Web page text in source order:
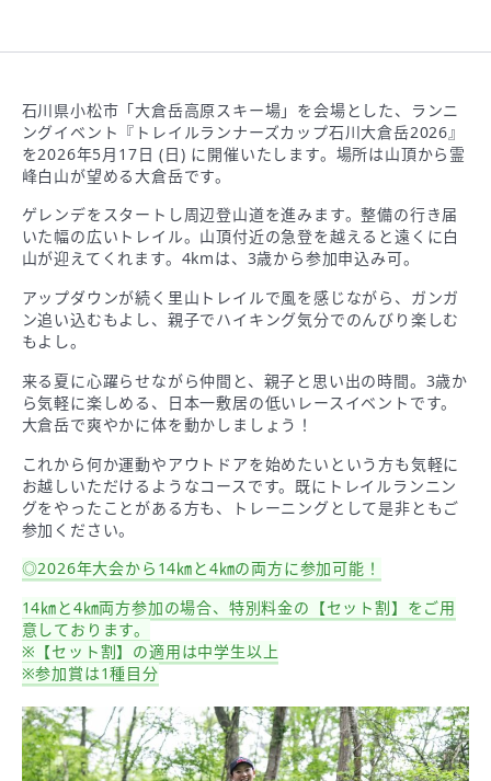
石川県小松市「大倉岳高原スキー場」を会場とした、ランニ
ングイベント『トレイルランナーズカップ石川大倉岳2026』
を2026年5月17日 (日) に開催いたします。場所は山頂から霊
峰白山が望める大倉岳です。
ゲレンデをスタートし周辺登山道を進みます。整備の行き届
いた幅の広いトレイル。山頂付近の急登を越えると遠くに白
山が迎えてくれます。4kmは、3歳から参加申込み可。
アップダウンが続く里山トレイルで風を感じながら、ガンガ
ン追い込むもよし、親子でハイキング気分でのんびり楽しむ
もよし。
来る夏に心躍らせながら仲間と、親子と思い出の時間。3歳か
ら気軽に楽しめる、日本一敷居の低いレースイベントです。
大倉岳で爽やかに体を動かしましょう！
これから何か運動やアウトドアを始めたいという方も気軽に
お越しいただけるようなコースです。既にトレイルランニン
グをやったことがある方も、トレーニングとして是非ともご
参加ください。
◎2026年大会から14㎞と4㎞の両方に参加可能！
14㎞と4㎞両方参加の場合、特別料金の【セット割】をご用
意しております。
※【セット割】の適用は中学生以上
※参加賞は1種目分